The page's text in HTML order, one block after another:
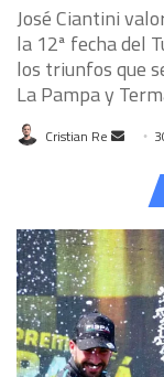
José Ciantini
la 12ª fecha del
los triunfos que
La Pampa y
Cristian Re
Send
email